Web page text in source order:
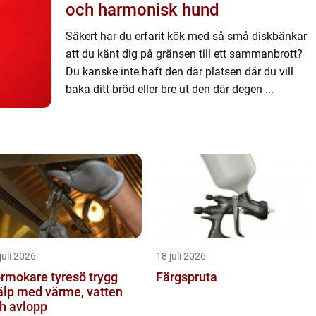
och harmonisk hund
Säkert har du erfarit kök med så små diskbänkar
att du känt dig på gränsen till ett sammanbrott?
Du kanske inte haft den där platsen där du vill
baka ditt bröd eller bre ut den där degen ...
2026
tyresö trygg
med värme, vatten
avlopp
18 juli 2026
Färgspruta